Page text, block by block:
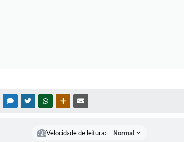
FACEBOOKMESSENGER
TWITTERWHATSAPPOUTRAS MÍDIAS
Velocidade de leitura: